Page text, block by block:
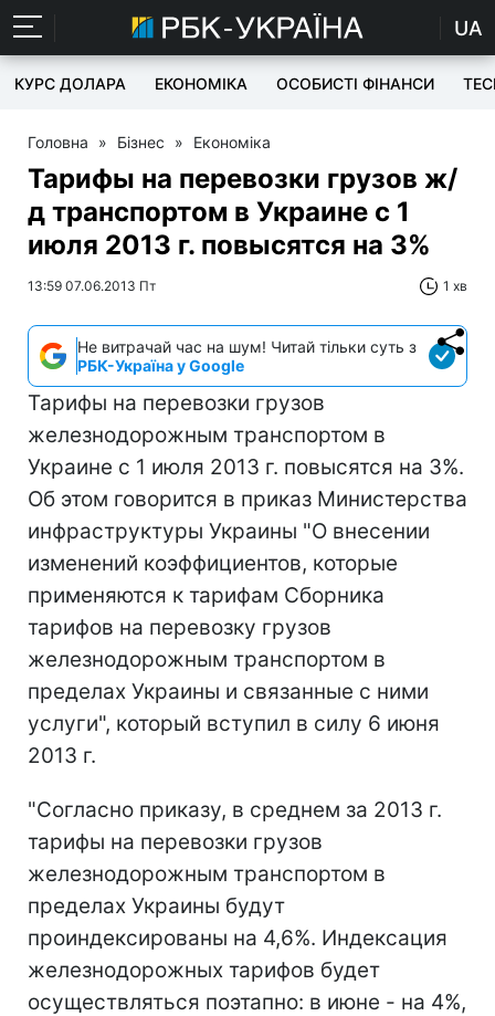
UA
КУРС ДОЛАРА ЕКОНОМІКА ОСОБИСТІ ФІНАНСИ
Головна » Бізнес » Економіка
Тарифы на перевозки грузов ж/
д транспортом в Украине с 1
июля 2013 г. повысятся на 3%
13:59 07.06.2013 Пт 1 хв
Не витрачай час на шум! Читай тільки суть з
РБК-Україна у Google
Тарифы на перевозки грузов
железнодорожным транспортом в
Украине с 1 июля 2013 г. повысятся на 3%.
Об этом говорится в приказ Министерства
инфраструктуры Украины "О внесении
изменений коэффициентов, которые
применяются к тарифам Сборника
тарифов на перевозку грузов
железнодорожным транспортом в
пределах Украины и связанные с ними
услуги", который вступил в силу 6 июня
2013 г.
"Согласно приказу, в среднем за 2013 г.
тарифы на перевозки грузов
железнодорожным транспортом в
пределах Украины будут
проиндексированы на 4,6%. Индексация
железнодорожных тарифов будет
осуществляться поэтапно: в июне - на 4%,